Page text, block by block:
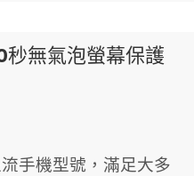
無氣泡螢幕保護
手機型號，滿足大多